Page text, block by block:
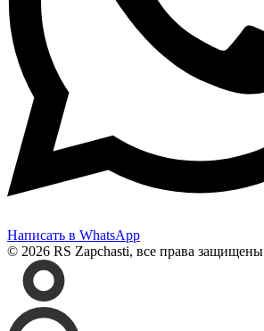
Написать в WhatsApp
© 2026 RS Zapchasti, все права защищены